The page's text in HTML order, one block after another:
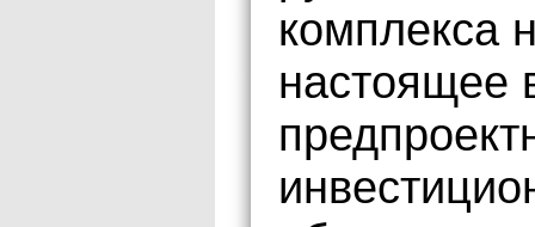
комплекса
настоящее